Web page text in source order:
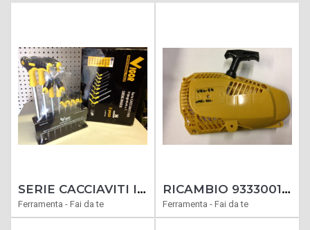
SERIE CACCIAVITI IMPRONTA BRUCOLA ESAG.MANICO A T CHROME VANADIUM 8 PEZZI
Ferramenta - Fai da te
RICAMBIO 9333001 VIGOR /SANDRI GARDEN MOTOSEGA VMS23-28/SG30 AVVIAMENTO COMPLETO N. 116
Ferramenta - Fai da te